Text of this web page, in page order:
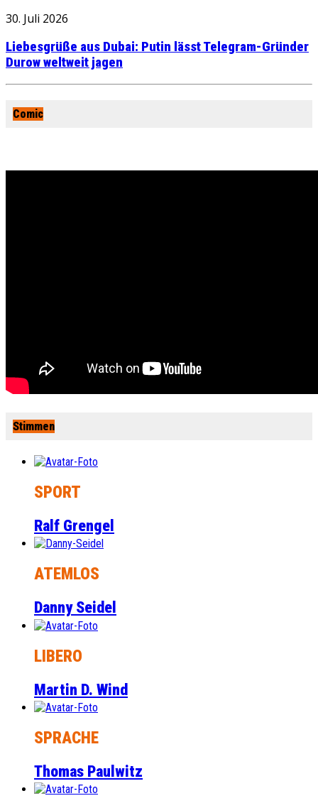
30. Juli 2026
Liebesgrüße aus Dubai: Putin lässt Telegram-Gründer
Durow weltweit jagen
Comic
Stimmen
SPORT
Ralf Grengel
ATEMLOS
Danny Seidel
LIBERO
Martin D. Wind
SPRACHE
Thomas Paulwitz